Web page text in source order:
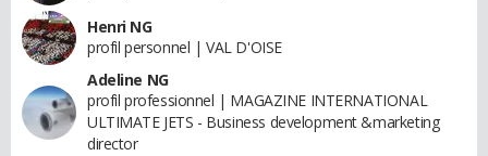
Henri NG
profil personnel | VAL D'OISE
Adeline NG
profil professionnel | MAGAZINE INTERNATIONAL
ULTIMATE JETS - Business development &marketing
director